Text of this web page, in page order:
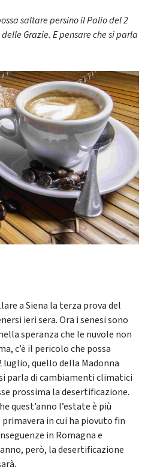
saltare persino il Palio del 2
Grazie. E pensare che si parla
a Siena la terza prova del
ieri sera. Ora i senesi sono
speranza che le nuvole non
c’è il pericolo che possa
quello della Madonna
parla di cambiamenti climatici
prossima la desertificazione.
quest’anno l’estate è più
in cui ha piovuto fin
in Romagna e
però, la desertificazione